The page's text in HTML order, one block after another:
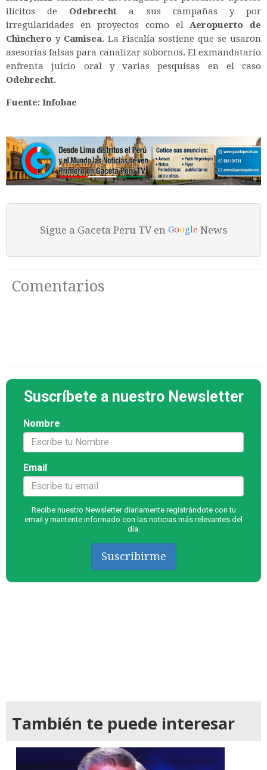
ilícitos de Odebrecht a sus campañas y por
irregularidades en proyectos como elAeropuerto de
Chinchero y Camisea. La Fiscalía sostiene que se usaron
asesorías falsas para canalizar sobornos. El exmandatario
enfrenta juicio oral y varias pesquisas en el caso
Odebrecht.
Fuente: Infobae
Sigue a Gaceta Peru TV en Google News
Comentarios
Suscríbete a nuestro Newsletter
Nombre
Email
Recibe nuestro Newsletter diariamente registrándote con tu
email y mantente informado con las noticias más relevantes del
día.
Suscribirme
También te puede interesar